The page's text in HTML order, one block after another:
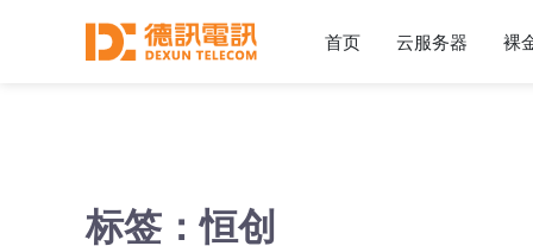
首页 云服务器 裸
标签：恒创